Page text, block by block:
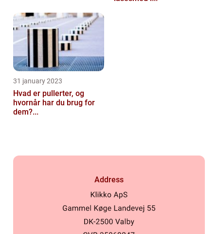
31 january 2023
Hvad er pullerter, og
hvornår har du brug for
dem?...
Address